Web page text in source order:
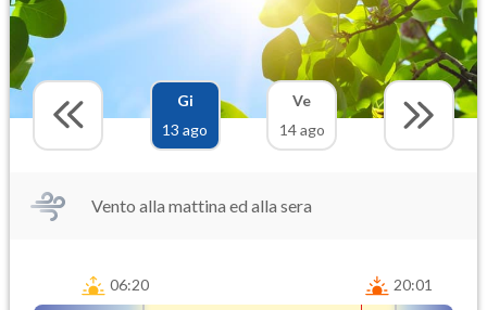
Gi
13 ago
Ve
14 ago
Vento alla mattina ed alla sera
06:20 20:01